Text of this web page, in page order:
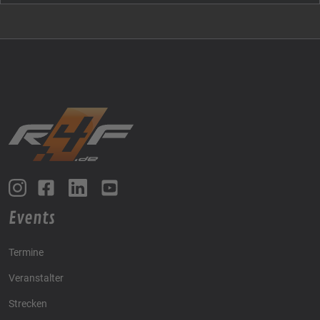
Events
Termine
Veranstalter
Strecken